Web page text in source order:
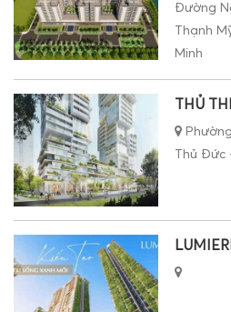
Đường
Thạnh
Minh
THỦ
Thủ Đức